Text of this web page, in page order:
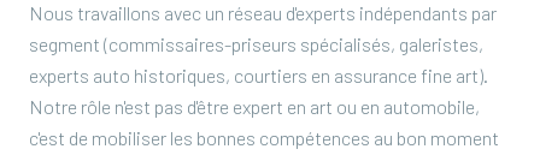
Nous travaillons avec un réseau d'experts indépendants par
segment (commissaires-priseurs spécialisés, galeristes,
experts auto historiques, courtiers en assurance fine art).
Notre rôle n'est pas d'être expert en art ou en automobile,
c'est de mobiliser les bonnes compétences au bon moment